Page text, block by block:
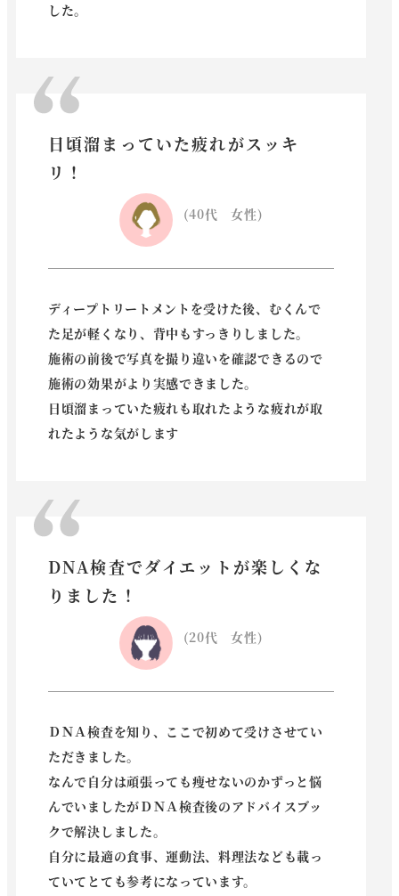
した。
日頃溜まっていた疲れがスッキ
リ！
(40代 女性)
ディープトリートメントを受けた後、むくんで
た足が軽くなり、背中もすっきりしました。
施術の前後で写真を撮り違いを確認できるので
施術の効果がより実感できました。
日頃溜まっていた疲れも取れたような疲れが取
れたような気がします
DNA検査でダイエットが楽しくな
りました！
(20代 女性)
ＤＮＡ検査を知り、ここで初めて受けさせてい
ただきました。
なんで自分は頑張っても痩せないのかずっと悩
んでいましたがＤＮＡ検査後のアドバイスブッ
クで解決しました。
自分に最適の食事、運動法、料理法なども載っ
ていてとても参考になっています。